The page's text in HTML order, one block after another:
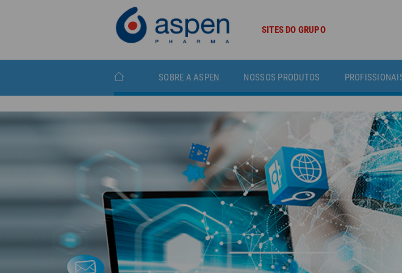
SITES DO GRUPO
SOBRE A ASPEN NOSSOS PRODUTOS